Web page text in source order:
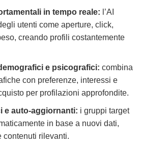
in tempo reale: l’AI
utenti come aperture, click,
creando profili costantemente
e psicografici: combina
con preferenze, interessi e
per profilazioni approfondite.
e auto-aggiornanti: i gruppi target
in base a nuovi dati,
contenuti rilevanti.